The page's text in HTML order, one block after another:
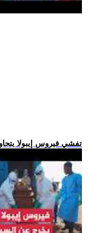
.. تفشي فيروس إيبولا